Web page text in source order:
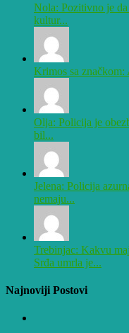
Nola: Pozitivno je
kultur...
Krimos sa značkom:
Olja: Policija je
bil...
Jelena: Policija
nemaju...
Trebinjac: Kakvu
Srđa umrla je...
Najnoviji Postovi